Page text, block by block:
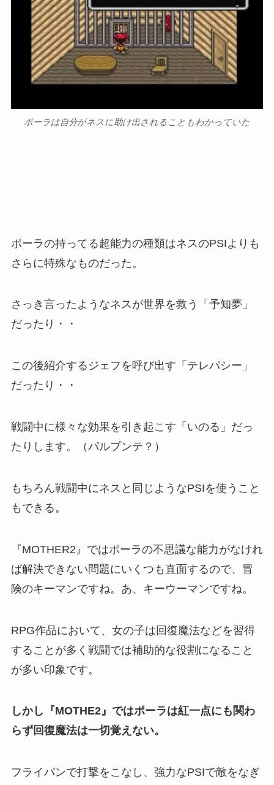
ポーラは自分がネスに助け出されることもわかっていた
ポーラの持ってる超能力の種類はネスのPSIよりも
さらに特殊なものだった。
さっき言ったようなネスが世界を救う「予知夢」
だったり・・
この後紹介するジェフを呼び出す「テレパシー」
だったり・・
戦闘中に様々な効果を引き起こす「いのる」だっ
たりします。（パルプンテ？）
もちろん戦闘中にネスと同じようなPSIを使うこと
もできる。
『MOTHER2』ではポーラの不思議な能力がなけれ
ば解決できない問題にいくつも直面するので、冒
険のキーマンですね。あ、キーウーマンですね。
RPG作品において、女の子は回復魔法などを習得
することが多く戦闘では補助的な役割になること
が多い印象です。
しかし『MOTHE2』ではポーラは紅一点にも関わ
らず回復魔法は一切覚えない。
フライパンで打撃をこなし、強力なPSIで敵をなぎ